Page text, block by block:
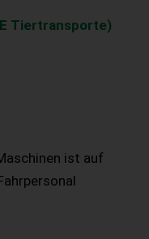
Tiertransporte)
ist auf